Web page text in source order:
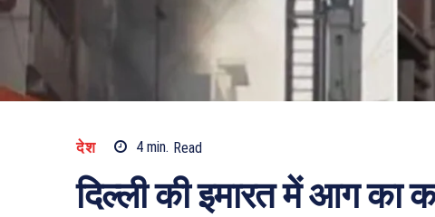
देश 4 min. Read
दिल्ली की इमारत में आग का